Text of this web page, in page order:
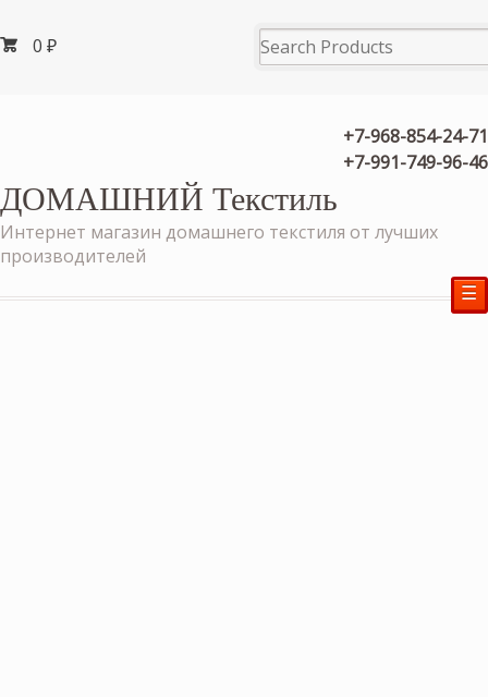
0 ₽
+7-968-854-24-71
+7-991-749-96-46
ДОМАШНИЙ Текстиль
Интернет магазин домашнего текстиля от лучших
производителей
☰